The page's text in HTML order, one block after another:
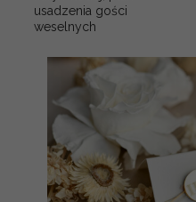
usadzenia gości
weselnych